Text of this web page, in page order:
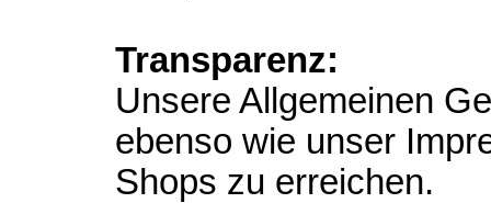
Transparenz:
Unsere Allgemeinen
ebenso wie unser
Shops zu erreichen.